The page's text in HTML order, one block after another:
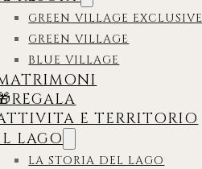
GREEN VILLAGE EXCLUSIVE
GREEN VILLAGE
BLUE VILLAGE
E TERRITORIO
LAGO
LA STORIA DEL LAGO